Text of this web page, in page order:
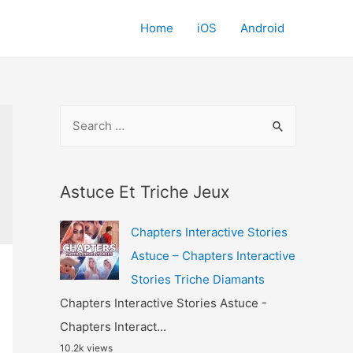
Home iOS Android
r
h
f
o
r
:
Astuce Et Triche Jeux
Chapters Interactive Stories
Astuce – Chapters Interactive
Stories Triche Diamants
Chapters Interactive Stories Astuce -
Chapters Interact...
10.2k views